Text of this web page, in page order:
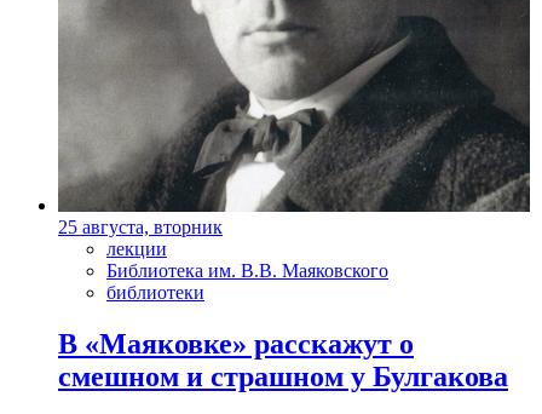
25 августа, вторник
лекции
Библиотека им. В.В. Маяковского
библиотеки
В «Маяковке» расскажут о
смешном и страшном у Булгакова